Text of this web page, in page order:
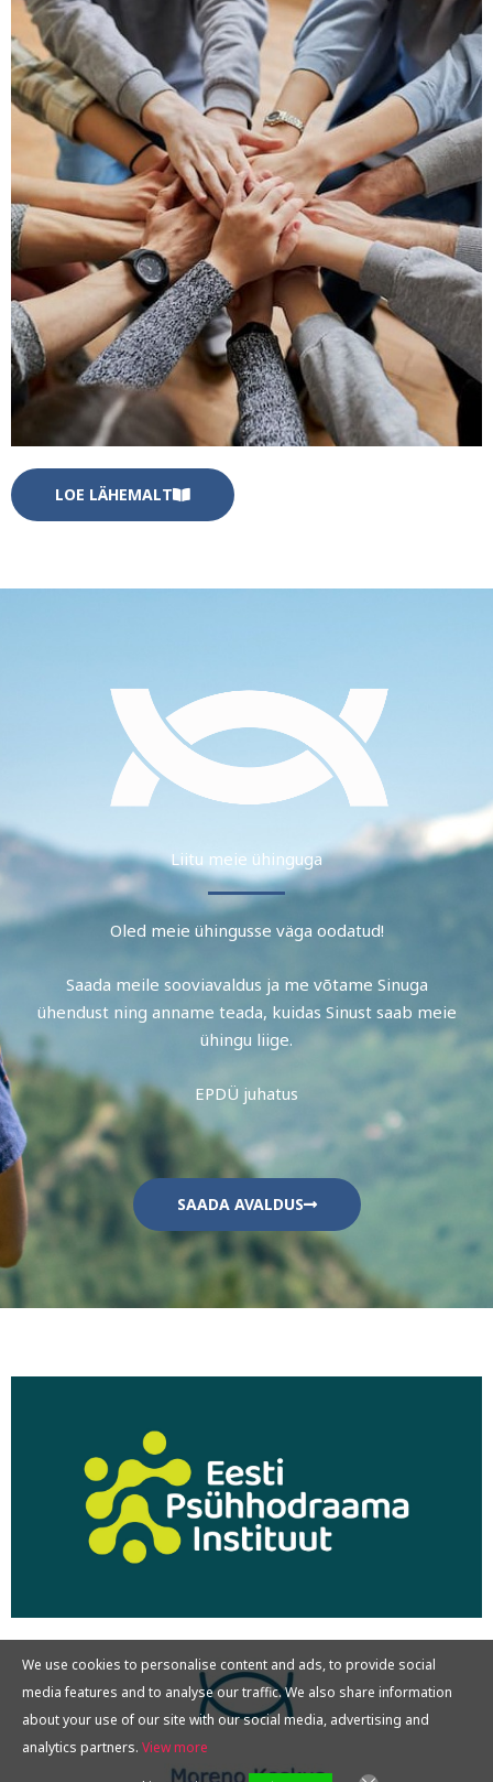
LOE LÄHEMALT
Liitu meie ühinguga
Oled meie ühingusse väga oodatud!
Saada meile sooviavaldus ja me võtame Sinuga
ühendust ning anname teada, kuidas Sinust saab meie
ühingu liige.
EPDÜ juhatus
SAADA AVALDUS
We use cookies to personalise content and ads, to provide social
media features and to analyse our traffic. We also share information
about your use of our site with our social media, advertising and
analytics partners. View more